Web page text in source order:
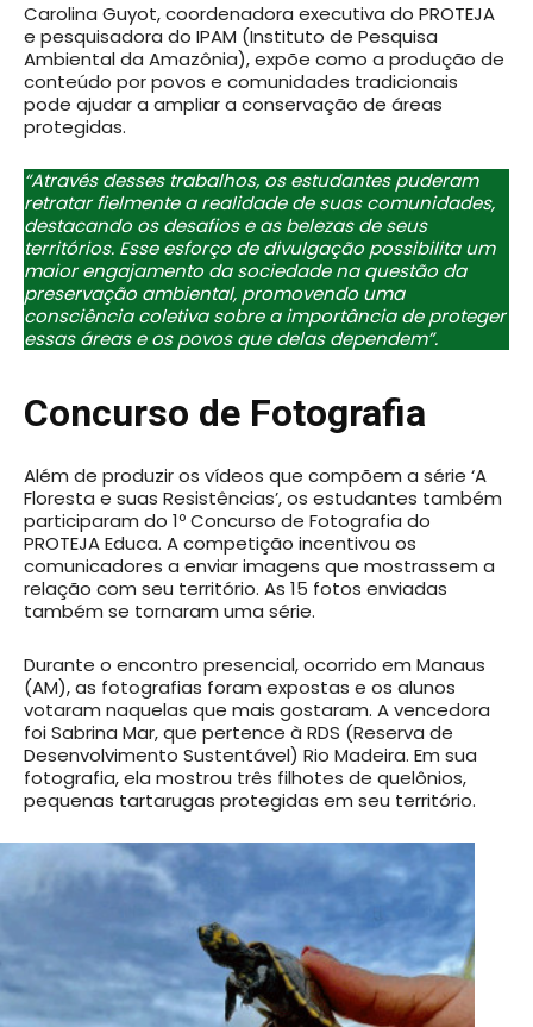
Carolina Guyot, coordenadora executiva do PROTEJA
e pesquisadora do IPAM (Instituto de Pesquisa
Ambiental da Amazônia), expõe como a produção de
conteúdo por povos e comunidades tradicionais
pode ajudar a ampliar a conservação de áreas
protegidas.
“Através desses trabalhos, os estudantes puderam
retratar fielmente a realidade de suas comunidades,
destacando os desafios e as belezas de seus
territórios. Esse esforço de divulgação possibilita um
maior engajamento da sociedade na questão da
preservação ambiental, promovendo uma
consciência coletiva sobre a importância de proteger
essas áreas e os povos que delas dependem”.
Concurso de Fotografia
Além de produzir os vídeos que compõem a série ‘A
Floresta e suas Resistências’, os estudantes também
participaram do 1º Concurso de Fotografia do
PROTEJA Educa. A competição incentivou os
comunicadores a enviar imagens que mostrassem a
relação com seu território. As 15 fotos enviadas
também se tornaram uma série.
Durante o encontro presencial, ocorrido em Manaus
(AM), as fotografias foram expostas e os alunos
votaram naquelas que mais gostaram. A vencedora
foi Sabrina Mar, que pertence à RDS (Reserva de
Desenvolvimento Sustentável) Rio Madeira. Em sua
fotografia, ela mostrou três filhotes de quelônios,
pequenas tartarugas protegidas em seu território.